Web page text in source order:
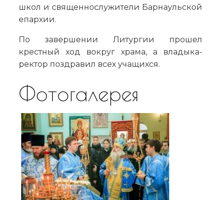
школ и священнослужители Барнаульской
епархии.
По завершении Литургии прошел
крестный ход вокруг храма, а владыка-
ректор поздравил всех учащихся.
Фотогалерея